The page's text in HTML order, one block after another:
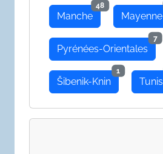
Manche
48
Mayenne
Pyrénées-Orientales
7
Šibenik-Knin
1
Tunis